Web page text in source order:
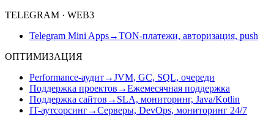
TELEGRAM · WEB3
Telegram Mini Apps→TON-платежи, авторизация, push
ОПТИМИЗАЦИЯ
Performance-аудит→JVM, GC, SQL, очереди
Поддержка проектов →Ежемесячная поддержка
Поддержка сайтов → SLA, мониторинг, Java/Kotlin
IT-аутсорсинг→Серверы, DevOps, мониторинг 24/7